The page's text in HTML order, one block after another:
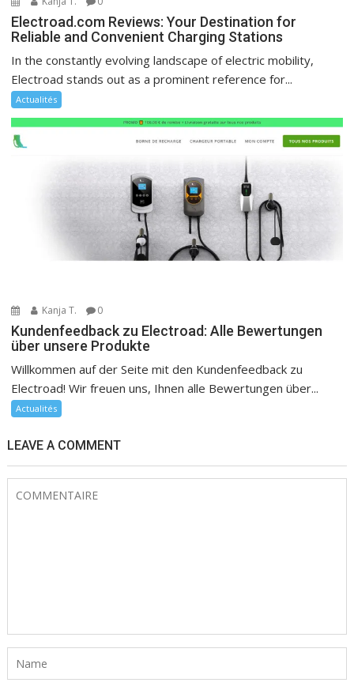
Electroad.com Reviews: Your Destination for
Reliable and Convenient Charging Stations
In the constantly evolving landscape of electric mobility,
Electroad stands out as a prominent reference for...
Actualités
Kanja T. 0
Kundenfeedback zu Electroad: Alle Bewertungen
über unsere Produkte
Willkommen auf der Seite mit den Kundenfeedback zu
Electroad! Wir freuen uns, Ihnen alle Bewertungen über...
Actualités
LEAVE A COMMENT